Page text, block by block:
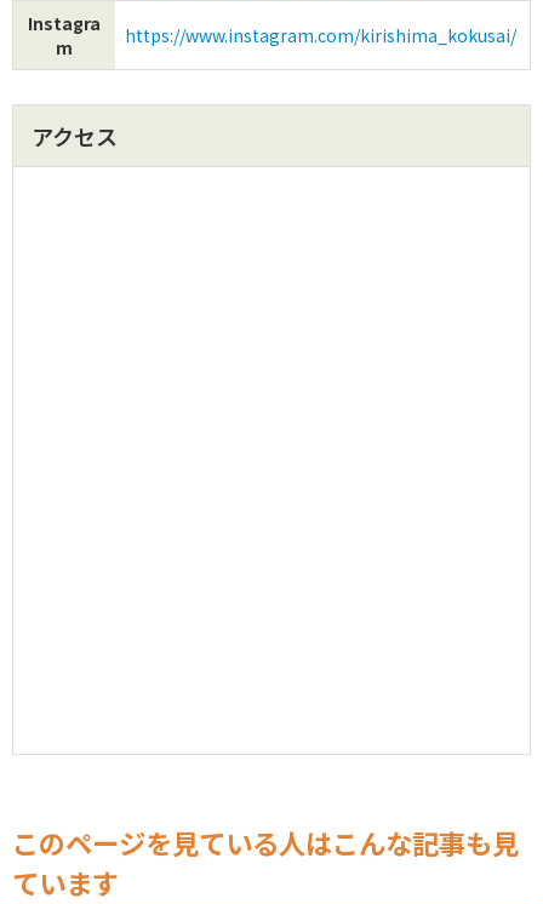
Instagra
m
https://www.instagram.com/kirishima_kokusai/
アクセス
このページを見ている人はこんな記事も見
ています